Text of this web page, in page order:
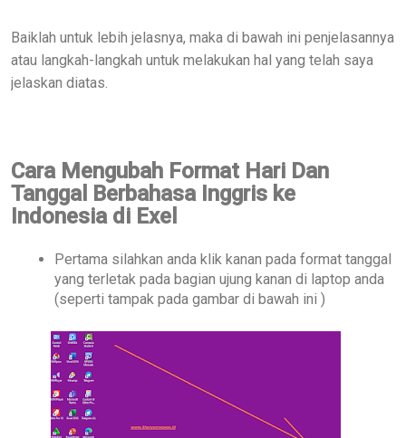
Baiklah untuk lebih jelasnya, maka di bawah ini penjelasannya
atau langkah-langkah untuk melakukan hal yang telah saya
jelaskan diatas.
Cara Mengubah Format Hari Dan
Tanggal Berbahasa Inggris ke
Indonesiadi Exel
Pertama silahkan anda klik kanan pada format tanggal
yang terletak pada bagian ujung kanan di laptop anda
(seperti tampak pada gambar di bawah ini )